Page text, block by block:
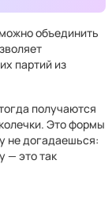
объединить
партий из
получаются
Это формы
не догадаешься:
— это так